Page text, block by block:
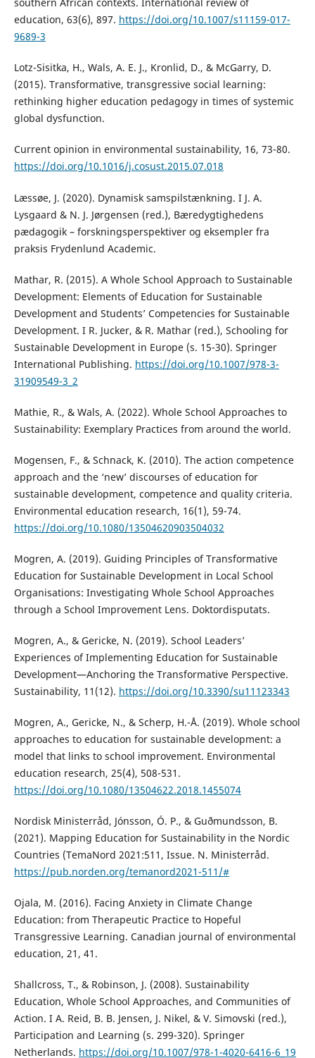
southern African contexts. International review of
education, 63(6), 897. https://doi.org/10.1007/s11159-017-
9689-3
Lotz-Sisitka, H., Wals, A. E. J., Kronlid, D., & McGarry, D.
(2015). Transformative, transgressive social learning:
rethinking higher education pedagogy in times of systemic
global dysfunction.
Current opinion in environmental sustainability, 16, 73-80.
https://doi.org/10.1016/j.cosust.2015.07.018
Læssøe, J. (2020). Dynamisk samspilstænkning. I J. A.
Lysgaard & N. J. Jørgensen (red.), Bæredygtighedens
pædagogik – forskningsperspektiver og eksempler fra
praksis Frydenlund Academic.
Mathar, R. (2015). A Whole School Approach to Sustainable
Development: Elements of Education for Sustainable
Development and Students’ Competencies for Sustainable
Development. I R. Jucker, & R. Mathar (red.), Schooling for
Sustainable Development in Europe (s. 15-30). Springer
International Publishing. https://doi.org/10.1007/978-3-
31909549-3_2
Mathie, R., & Wals, A. (2022). Whole School Approaches to
Sustainability: Exemplary Practices from around the world.
Mogensen, F., & Schnack, K. (2010). The action competence
approach and the ‘new’ discourses of education for
sustainable development, competence and quality criteria.
Environmental education research, 16(1), 59-74.
https://doi.org/10.1080/13504620903504032
Mogren, A. (2019). Guiding Principles of Transformative
Education for Sustainable Development in Local School
Organisations: Investigating Whole School Approaches
through a School Improvement Lens. Doktordisputats.
Mogren, A., & Gericke, N. (2019). School Leaders’
Experiences of Implementing Education for Sustainable
Development—Anchoring the Transformative Perspective.
Sustainability, 11(12). https://doi.org/10.3390/su11123343
Mogren, A., Gericke, N., & Scherp, H.-Å. (2019). Whole school
approaches to education for sustainable development: a
model that links to school improvement. Environmental
education research, 25(4), 508-531.
https://doi.org/10.1080/13504622.2018.1455074
Nordisk Ministerråd, Jónsson, Ó. P., & Guðmundsson, B.
(2021). Mapping Education for Sustainability in the Nordic
Countries (TemaNord 2021:511, Issue. N. Ministerråd.
https://pub.norden.org/temanord2021-511/#
Ojala, M. (2016). Facing Anxiety in Climate Change
Education: from Therapeutic Practice to Hopeful
Transgressive Learning. Canadian journal of environmental
education, 21, 41.
Shallcross, T., & Robinson, J. (2008). Sustainability
Education, Whole School Approaches, and Communities of
Action. I A. Reid, B. B. Jensen, J. Nikel, & V. Simovski (red.),
Participation and Learning (s. 299-320). Springer
Netherlands. https://doi.org/10.1007/978-1-4020-6416-6_19